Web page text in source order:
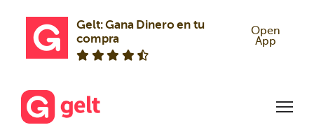
Gelt: Gana Dinero en tu
compra
Open
App